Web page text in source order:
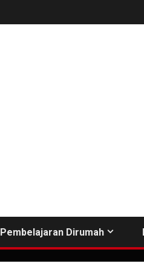
Pembelajaran Dirumah